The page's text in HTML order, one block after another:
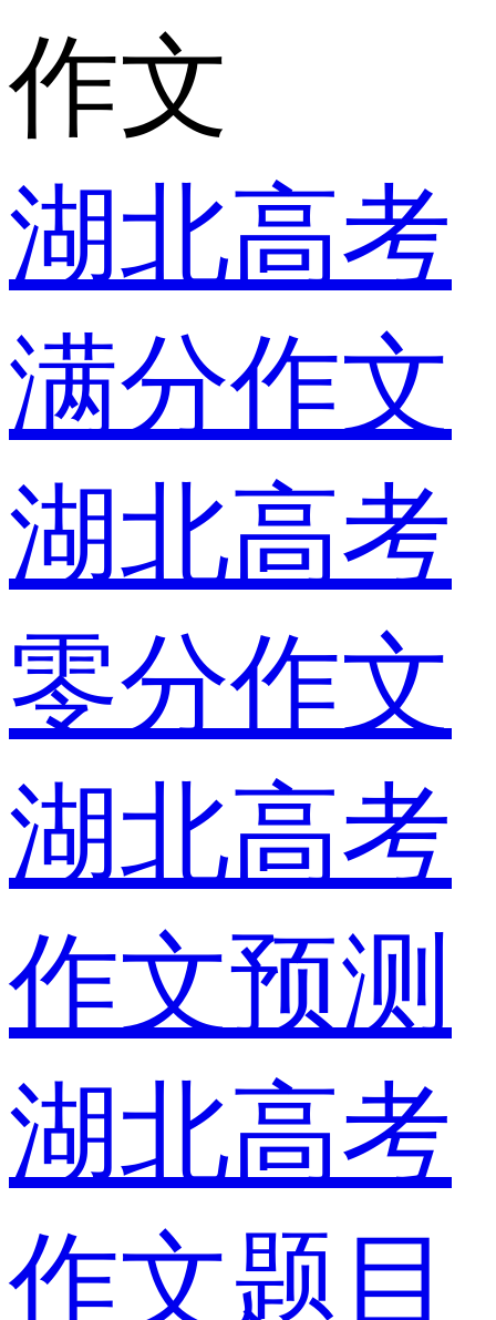
作文
湖北高考
满分作文
湖北高考
零分作文
湖北高考
作文预测
湖北高考
作文题目